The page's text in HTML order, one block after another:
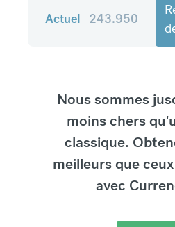
Actuel 243.950
Nous sommes
moins chers
classique.
meilleurs que
avec